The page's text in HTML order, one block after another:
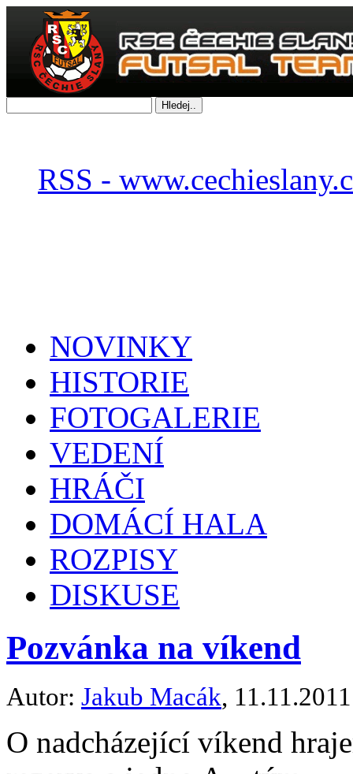
RSS -
NOVINKY
HISTORIE
FOTOGALERIE
VEDENÍ
HRÁČI
DOMÁCÍ HALA
ROZPISY
DISKUSE
Pozvánka na víkend
Autor: Jakub Macák, 11.11.2011
O nadcházející víkend